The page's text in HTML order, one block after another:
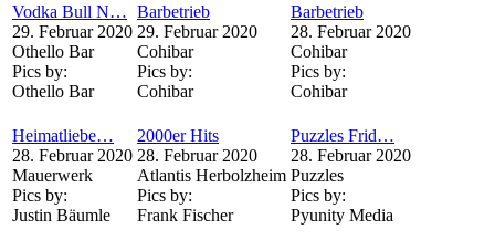
Vodka Bull N…
29. Februar 2020
Othello Bar
Pics by:
Othello Bar
Barbetrieb
29. Februar 2020
Cohibar
Pics by:
Cohibar
Barbetrieb
28. Februar 2020
Cohibar
Pics by:
Cohibar
Heimatliebe…
28. Februar 2020
Mauerwerk
Pics by:
Justin Bäumle
2000er Hits
28. Februar 2020
Atlantis Herbolzheim
Pics by:
Frank Fischer
Puzzles Frid…
28. Februar 2020
Puzzles
Pics by:
Pyunity Media